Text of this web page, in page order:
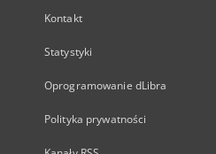
Kontakt
Statystyki
Oprogramowanie dLibra
Polityka prywatności